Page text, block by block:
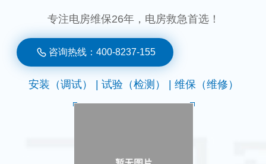
专注电房维保26年，电房救急首选！
咨询热线：400-8237-155
安装（调试） | 试验（检测） | 维保（维修）